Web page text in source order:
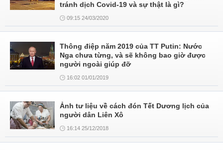
tránh dịch Covid-19 và sự thật là gì?
09:15 24/03/2020
Thông điệp năm 2019 của TT Putin: Nước
Nga chưa từng, và sẽ không bao giờ được
người ngoài giúp đỡ
16:02 01/01/2019
Ảnh tư liệu về cách đón Tết Dương lịch của
người dân Liên Xô
16:14 25/12/2018